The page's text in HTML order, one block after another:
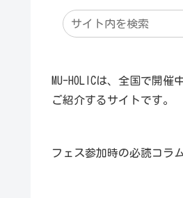
MU-HOLICは、全国で開催
ご紹介するサイトです。
フェス参加時の必読コラ